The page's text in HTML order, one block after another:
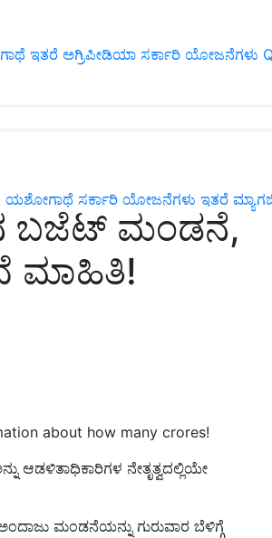
ಇತರೆ ಅಗ್ರಿಪೀಡಿಯಾ ಸರ್ಕಾರಿ ಯೋಜನೆಗಳು
ಯಶೋಗಾಥೆ ಸರ್ಕಾರಿ ಯೋಜನೆಗಳು ಇತರೆ
ಬಜೆಟ್‌ ಮಂಡನೆ,
ಮಾಹಿತಿ!
about how many crores!
ನೇತೃತ್ವದಲ್ಲಿಯೇ
ಮಂಡನೆಯನ್ನು ಗುರುವಾರ ಬೆಳಿಗ್ಗೆ